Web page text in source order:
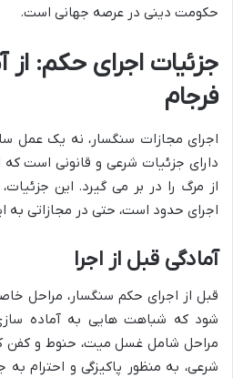
حکومت دینی در عرصه جهانی است.
جزئیات اجرای حکم: از
فرجام
اجرای مجازات سنگسار، نه یک عمل
دارای جزئیات شرعی و قانونی است
از مرگ را در بر می گیرد. این
اجرای حدود است، حتی در مجازاتی
آمادگی قبل از اجرا
قبل از اجرای حکم سنگسار، مراحل
شود که شباهت هایی به آماده
مراحل شامل غسل میت، حنوط و کفن
شرعی، به منظور پاکیزگی و احترام